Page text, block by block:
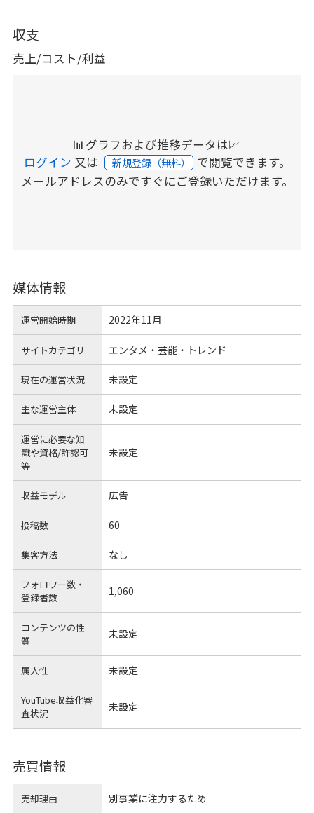
収支
売上/コスト/利益
📊グラフおよび推移データは📈
ログイン 又は 新規登録（無料） で閲覧できます。
メールアドレスのみですぐにご登録いただけます。
媒体情報
運営開始時期 2022年11月
サイトカテゴリ エンタメ・芸能・トレンド
現在の運営状況 未設定
主な運営主体 未設定
運営に必要な知
識や資格/許認可
等
未設定
収益モデル 広告
投稿数 60
集客方法 なし
フォロワー数・
登録者数
1,060
コンテンツの性
質
未設定
属人性 未設定
YouTube収益化審
査状況
未設定
売買情報
売却理由 別事業に注力するため